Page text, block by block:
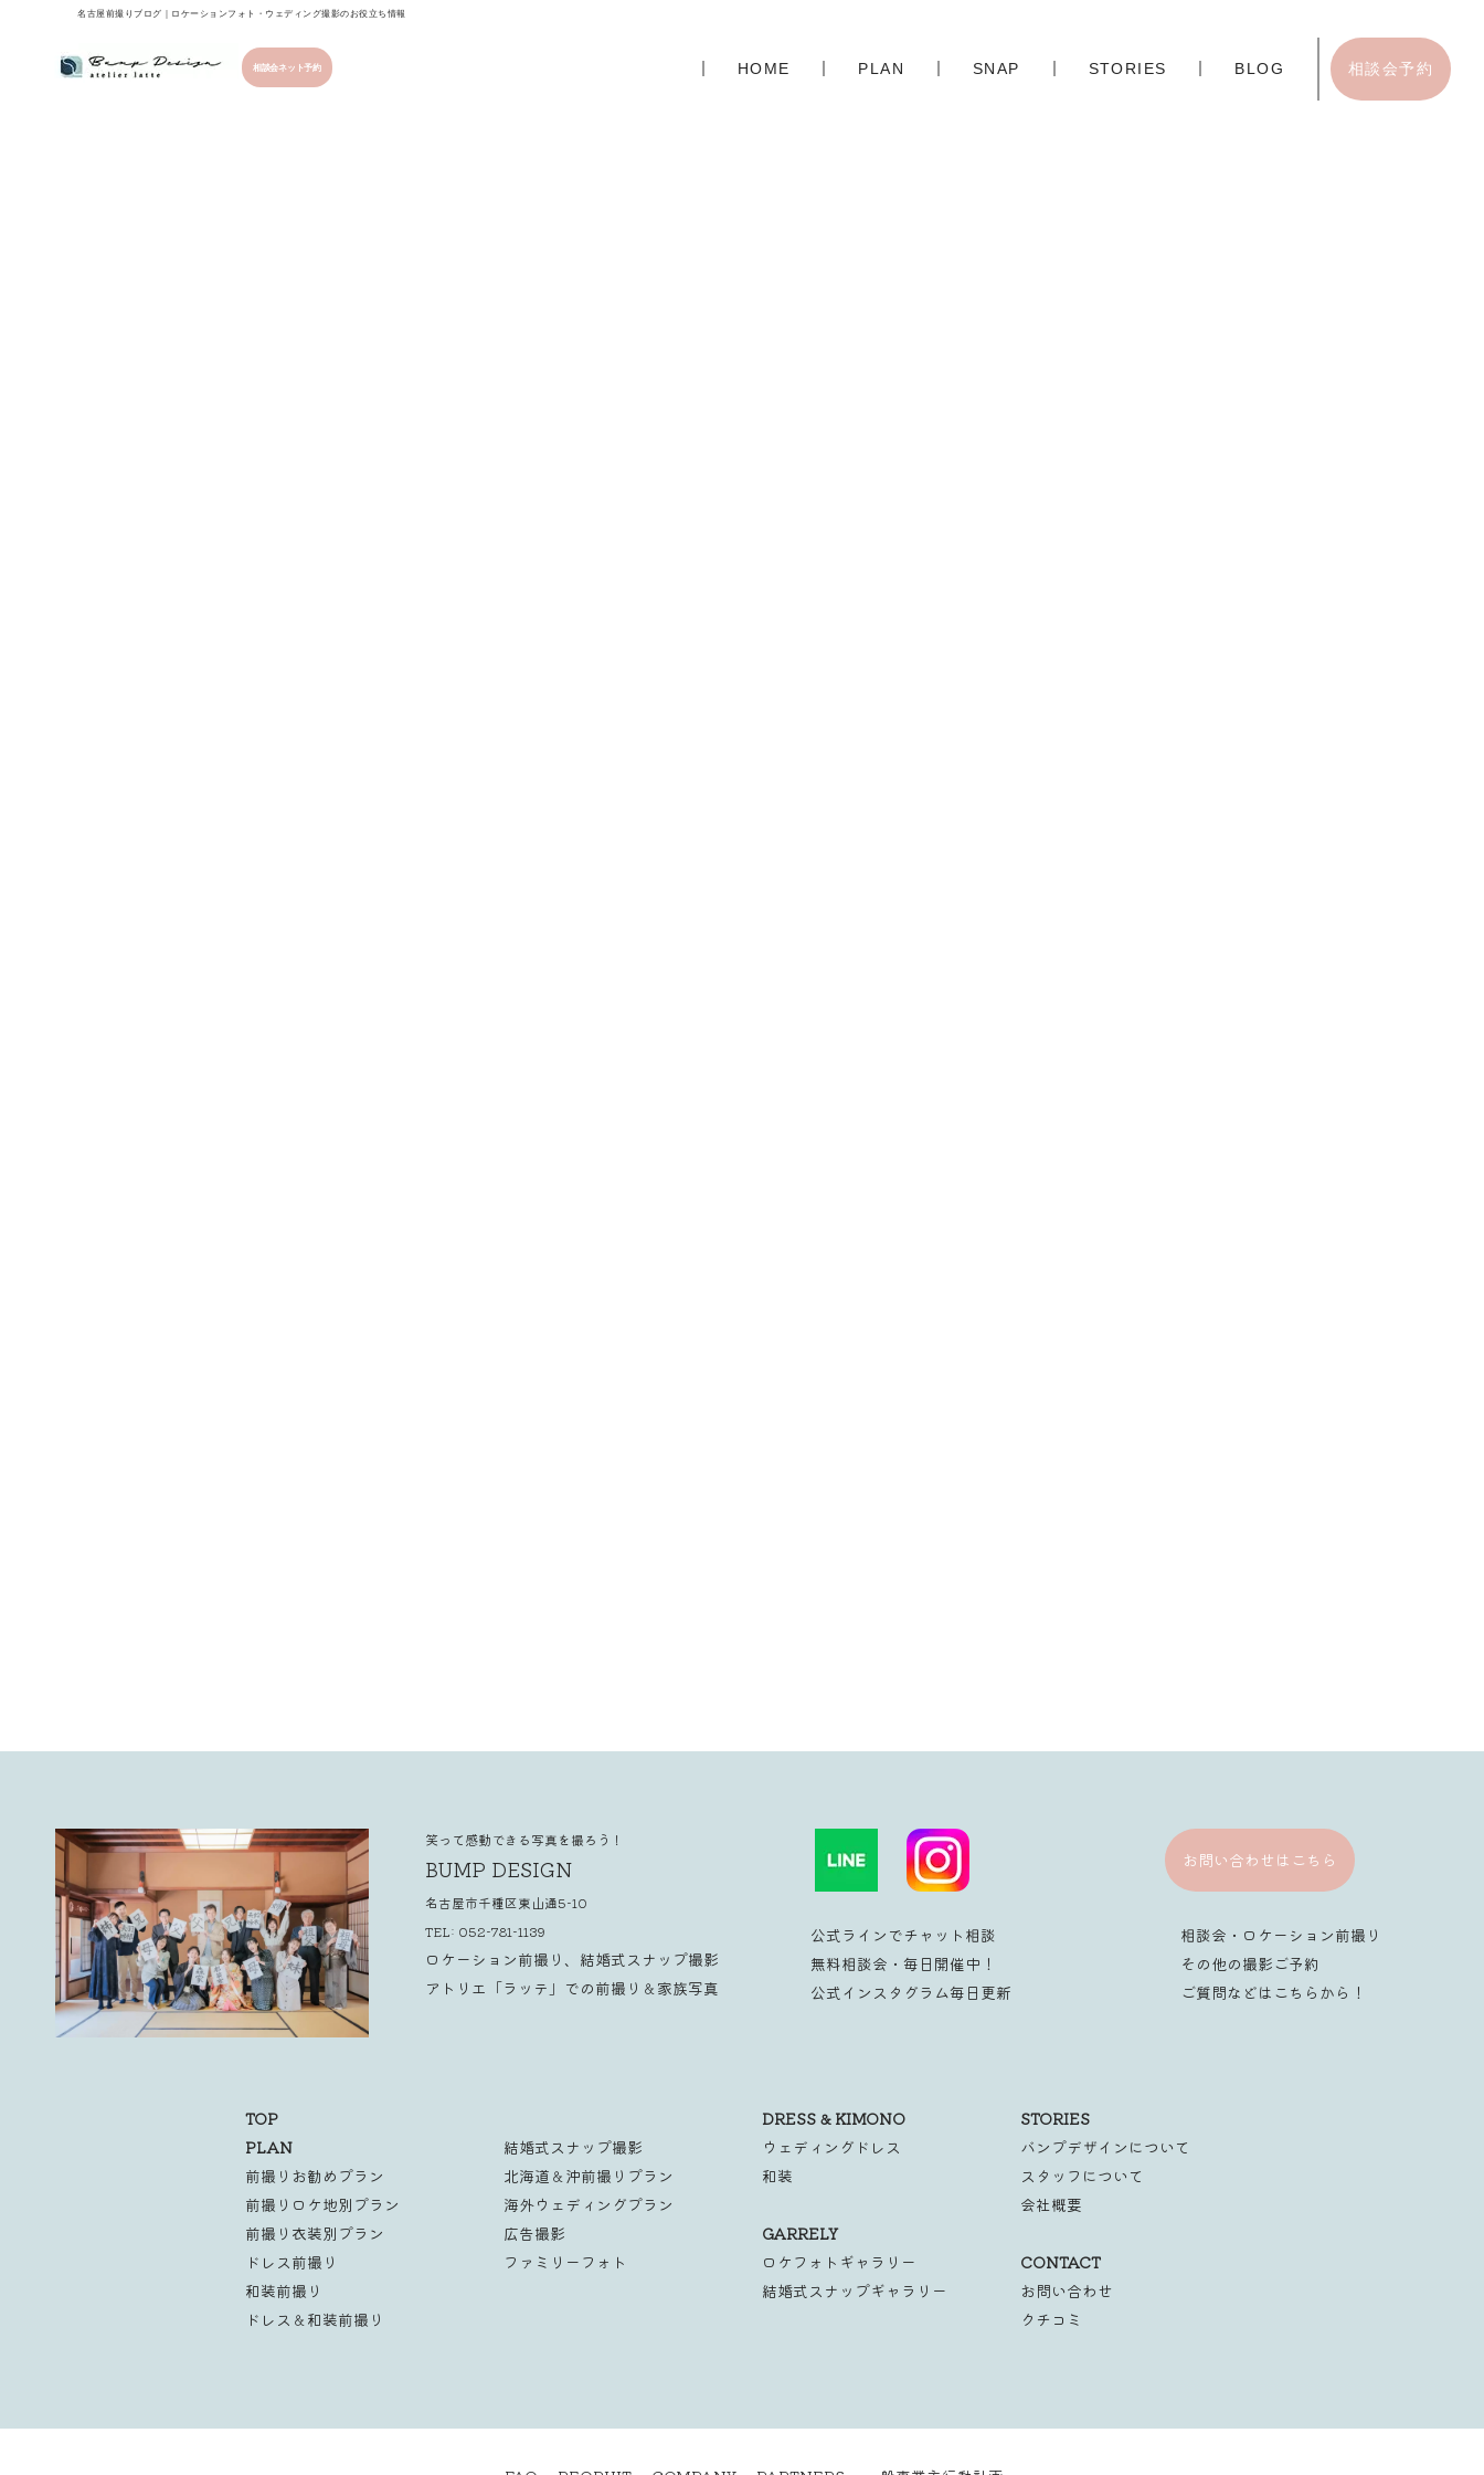
名古屋前撮りブログ｜ロケーションフォト・ウェディング撮影のお役立ち情報
相談会ネット予約 HOME PLAN SNAP STORIES BLOG 相談会予約
笑って感動できる写真を撮ろう！
BUMP DESIGN
名古屋市千種区東山通5-10
TEL: 052-781-1139
ロケーション前撮り、結婚式スナップ撮影
アトリエ「ラッテ」での前撮り＆家族写真
公式ラインでチャット相談
無料相談会・毎日開催中！
公式インスタグラム毎日更新
お問い合わせはこちら
相談会・ロケーション前撮り
その他の撮影ご予約
ご質問などはこちらから！
TOP
PLAN
前撮りお勧めプラン
前撮りロケ地別プラン
前撮り衣装別プラン
ドレス前撮り
和装前撮り
ドレス＆和装前撮り
結婚式スナップ撮影
北海道＆沖前撮りプラン
海外ウェディングプラン
広告撮影
ファミリーフォト
DRESS & KIMONO
ウェディングドレス
和装
GARRELY
ロケフォトギャラリー
結婚式スナップギャラリー
STORIES
バンプデザインについて
スタッフについて
会社概要
CONTACT
お問い合わせ
クチコミ